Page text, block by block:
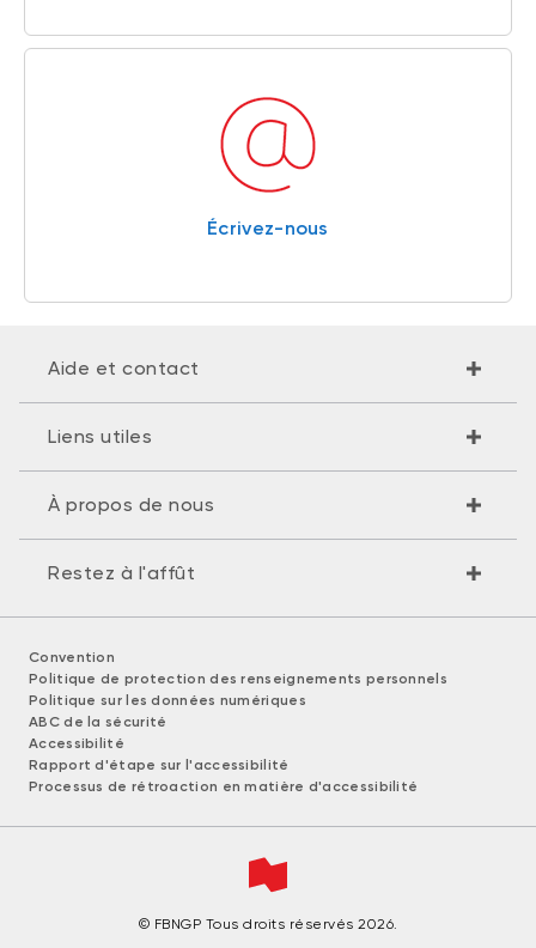
Écrivez-nous
Aide et contact
Liens utiles
À propos de nous
Restez à l'affût
Convention
Politique de protection des renseignements personnels
Politique sur les données numériques
ABC de la sécurité
Accessibilité
Rapport d'étape sur l'accessibilité
Processus de rétroaction en matière d'accessibilité
© FBNGP Tous droits réservés 2026.